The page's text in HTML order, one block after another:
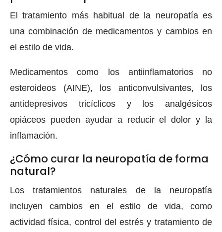
El tratamiento más habitual de la neuropatía es
una combinación de medicamentos y cambios en
el estilo de vida.
Medicamentos como los antiinflamatorios no
esteroideos (AINE), los anticonvulsivantes, los
antidepresivos tricíclicos y los analgésicos
opiáceos pueden ayudar a reducir el dolor y la
inflamación.
¿Cómo curar la neuropatía de forma
natural?
Los tratamientos naturales de la neuropatía
incluyen cambios en el estilo de vida, como
actividad física, control del estrés y tratamiento de